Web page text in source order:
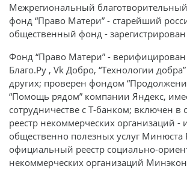
Межрегиональный
фонд “Право Матери” - старейший
общественный фонд - зарегистрирован
Фонд “Право Матери” -
Благо.Ру , Vk Добро, “Технологии
других; проверен фондом
“Помощь рядом” компании Яндекс,
сотрудничестве с Т-банком; включен
реестр некоммерческих организаций -
общественно полезных услуг Минюста
официальный реестр социально-
некоммерческих организаций